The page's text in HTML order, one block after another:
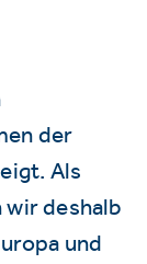
der
Als
deshalb
und